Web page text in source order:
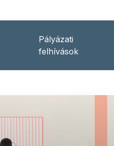
Pályázati
felhívások